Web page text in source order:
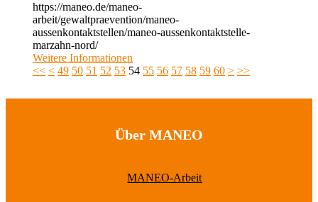
https://maneo.de/maneo-
arbeit/gewaltpraevention/maneo-
aussenkontaktstellen/maneo-aussenkontaktstelle-
marzahn-nord/
Weitere Informationen
<< < 49 50 51 52 53 54 55 56 57 58 59 60 > >>
Über MANEO
MANEO-Arbeit